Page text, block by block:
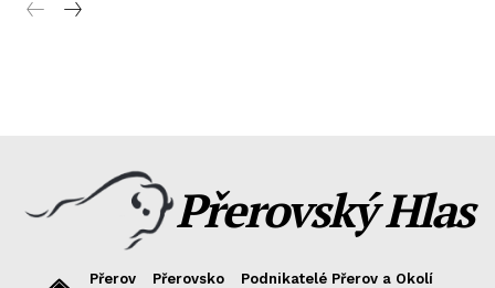
Přerovský Hlas
Přerov Přerovsko Podnikatelé Přerov a Okolí